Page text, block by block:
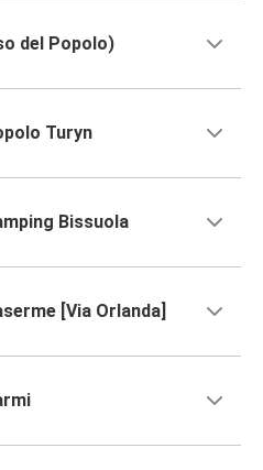
del Popolo)
Turyn
Bissuola
[Via Orlanda]